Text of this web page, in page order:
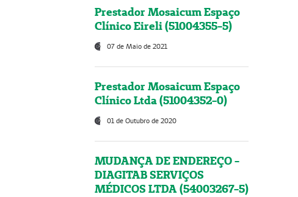
Prestador Mosaicum Espaço
Clínico Eireli (51004355-5)
07 de Maio de 2021
Prestador Mosaicum Espaço
Clínico Ltda (51004352-0)
01 de Outubro de 2020
MUDANÇA DE ENDEREÇO -
DIAGITAB SERVIÇOS
MÉDICOS LTDA (54003267-5)